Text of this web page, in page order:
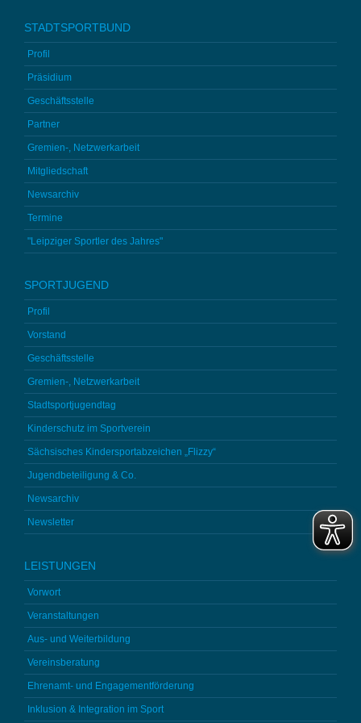
STADTSPORTBUND
Profil
Präsidium
Geschäftsstelle
Partner
Gremien-, Netzwerkarbeit
Mitgliedschaft
Newsarchiv
Termine
"Leipziger Sportler des Jahres"
SPORTJUGEND
Profil
Vorstand
Geschäftsstelle
Gremien-, Netzwerkarbeit
Stadtsportjugendtag
Kinderschutz im Sportverein
Sächsisches Kindersportabzeichen „Flizzy“
Jugendbeteiligung & Co.
Newsarchiv
Newsletter
LEISTUNGEN
Vorwort
Veranstaltungen
Aus- und Weiterbildung
Vereinsberatung
Ehrenamt- und Engagementförderung
Inklusion & Integration im Sport